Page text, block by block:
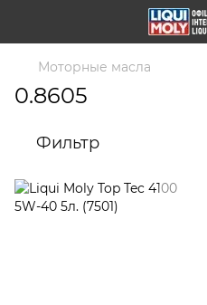
Моторные масла
0.8605
Фильтр